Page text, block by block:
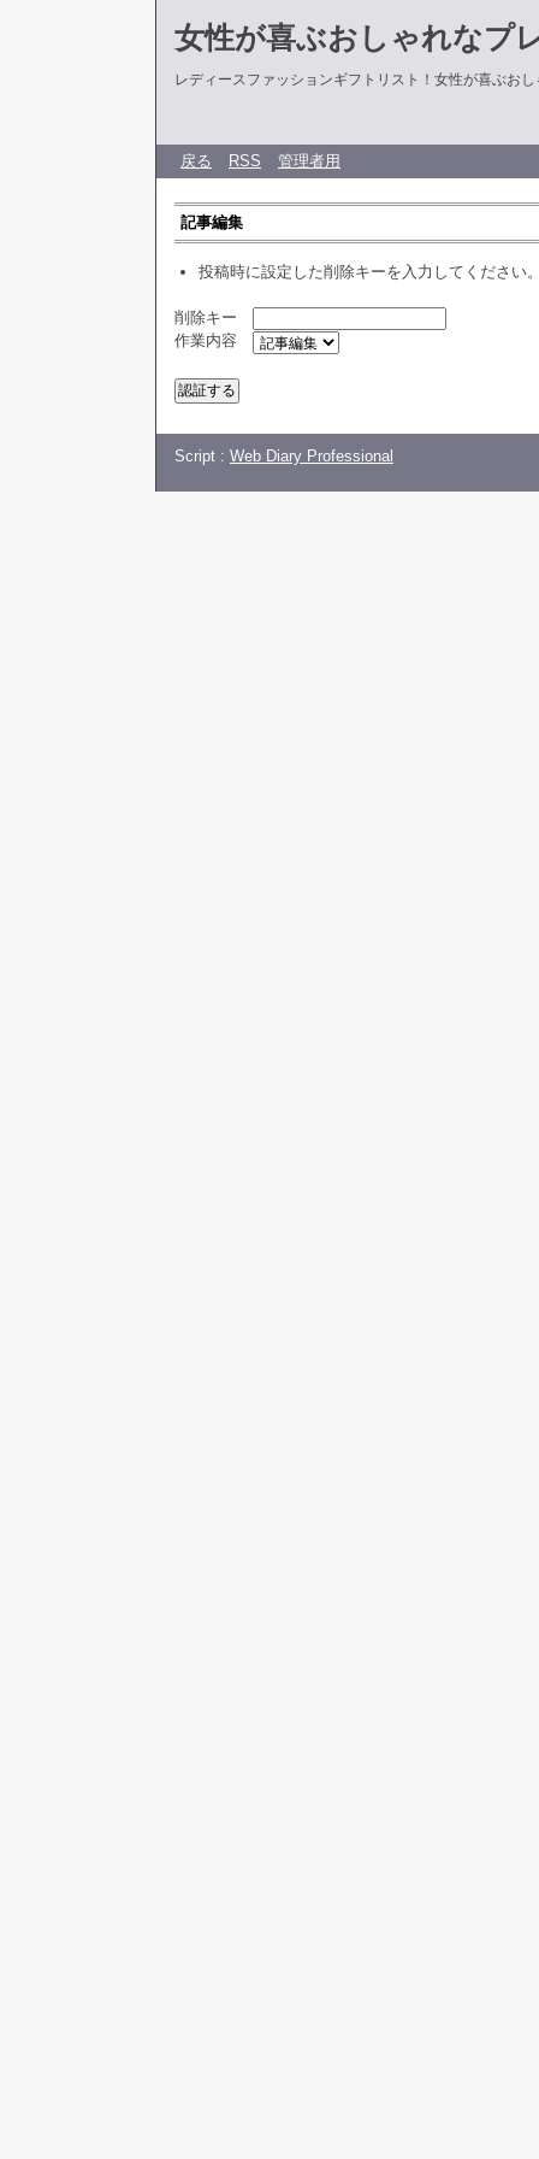
女性が喜ぶおしゃれなプ
レディースファッションギフトリスト！女性が喜ぶお
戻る RSS 管理者用
記事編集
投稿時に設定した削除キーを入力してください
削除キー
作業内容
Script : Web Diary Professional